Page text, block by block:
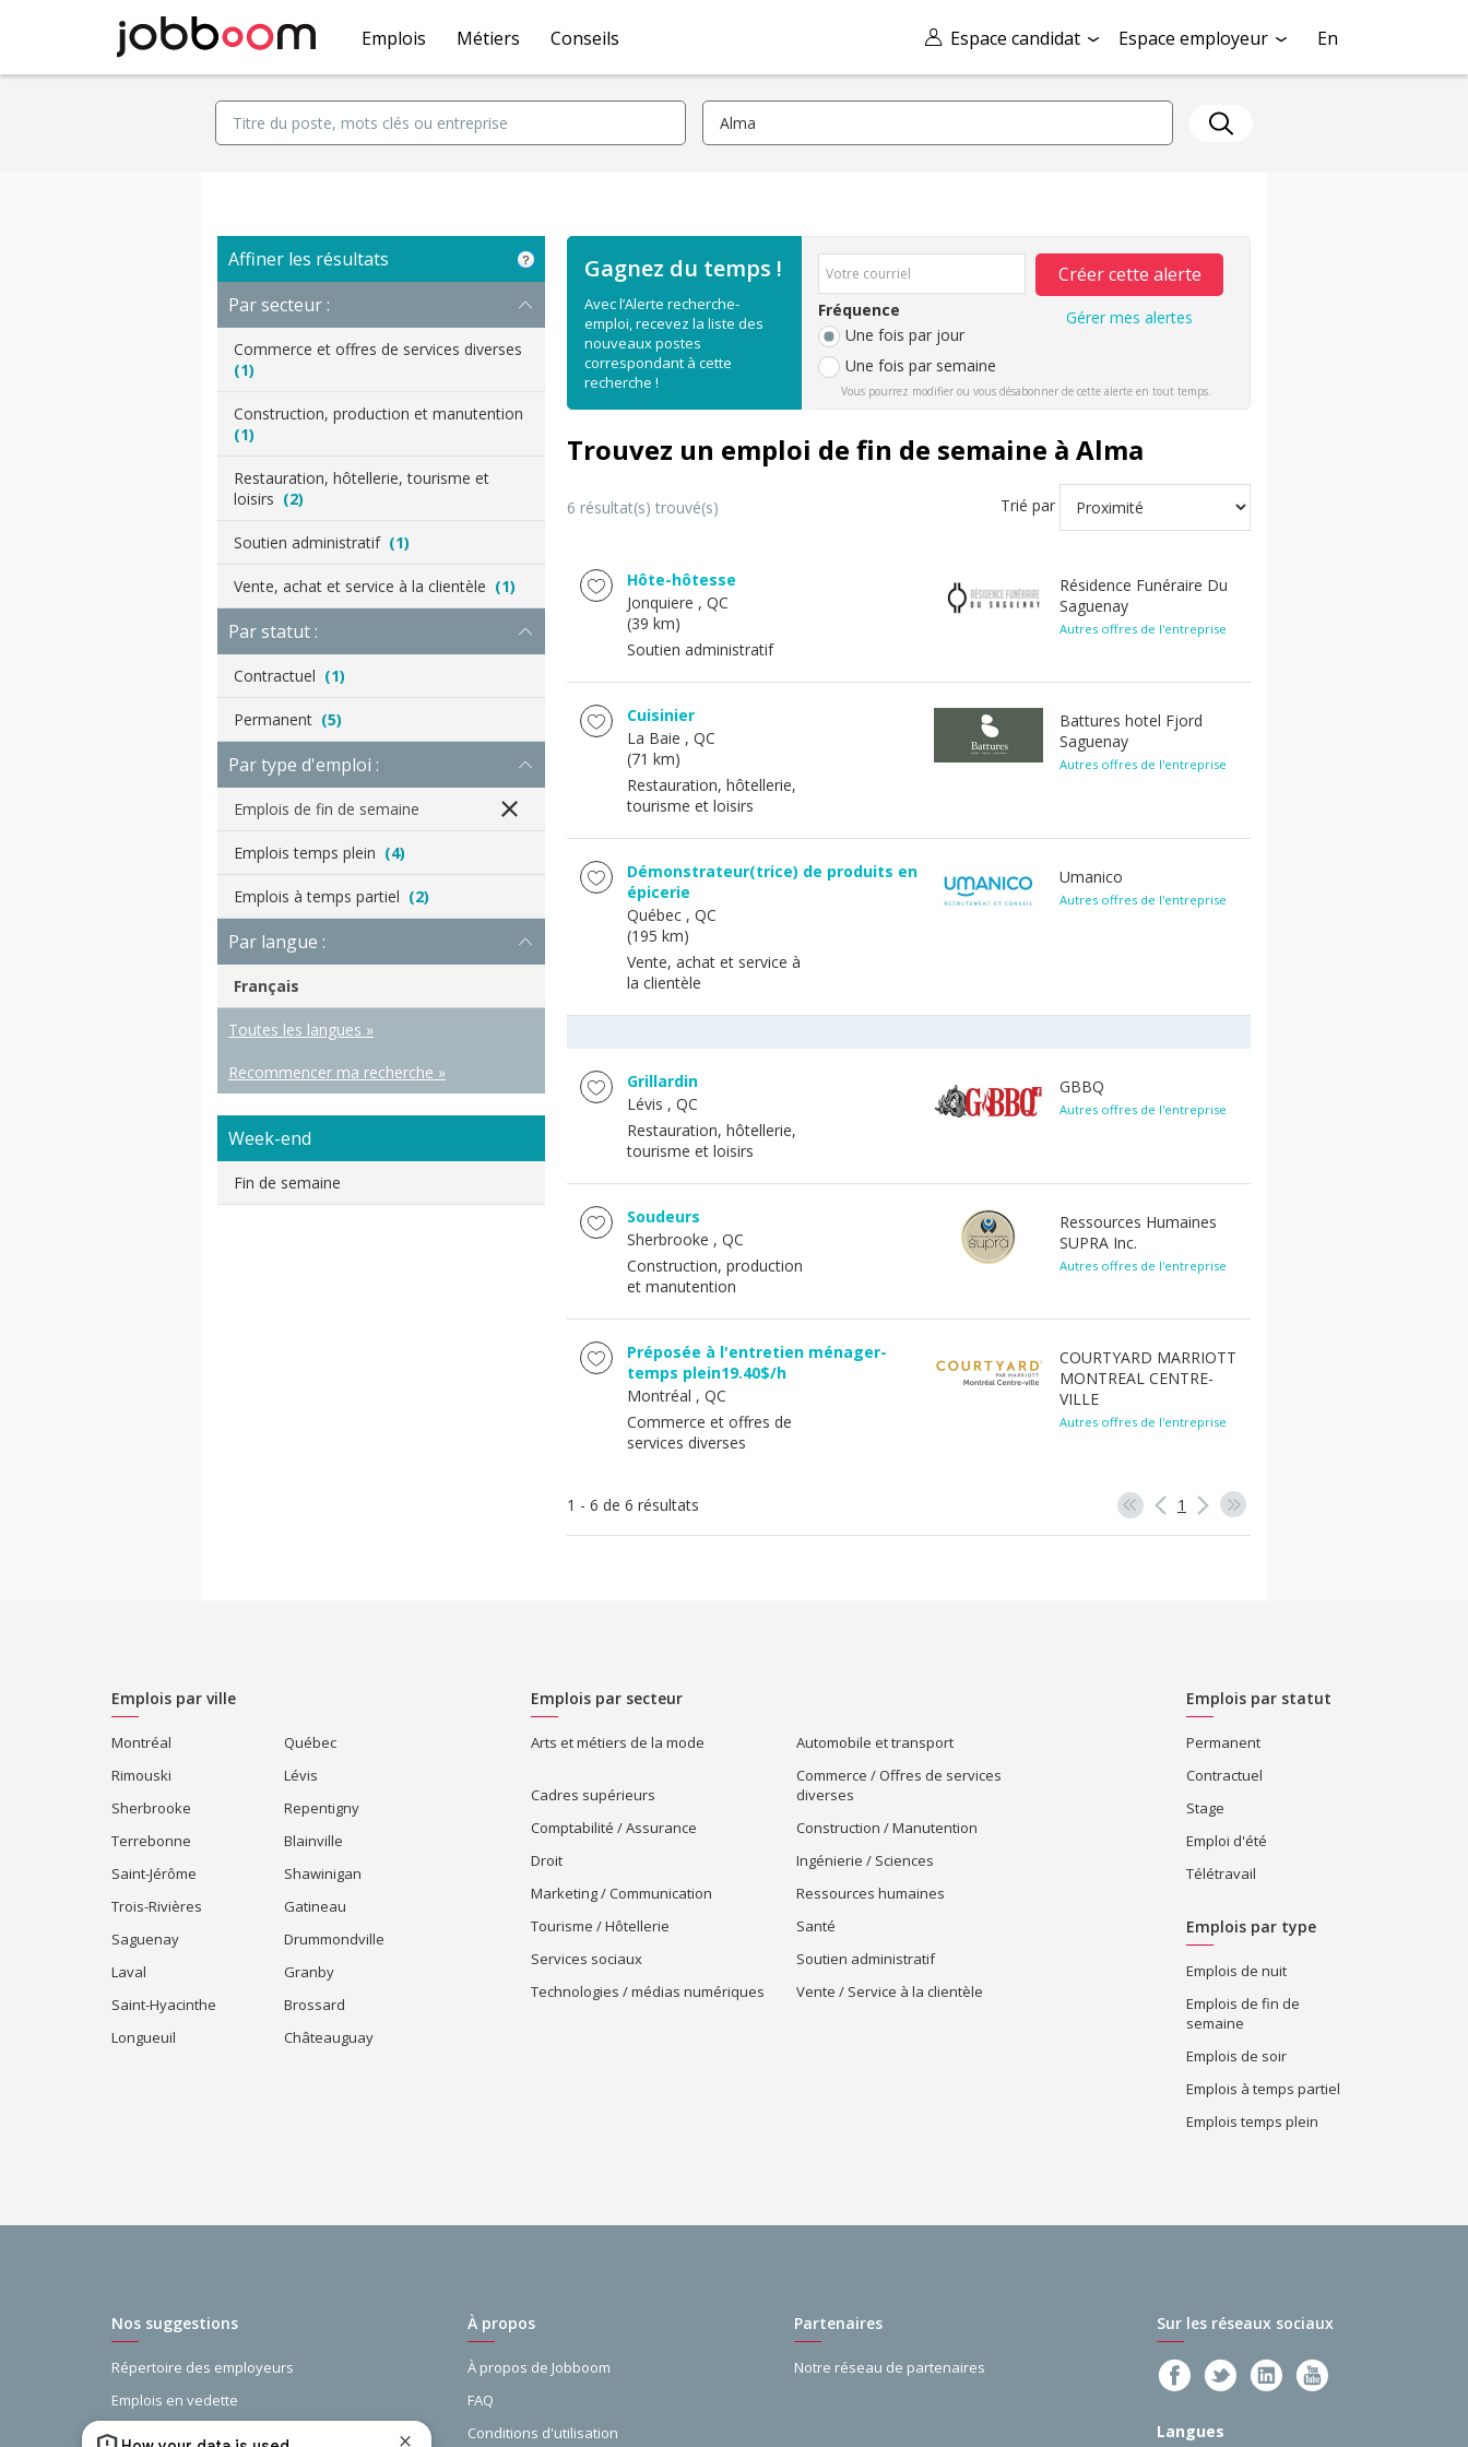
Espace candidat Espace employeur En
Emplois Métiers Conseils
Affiner les résultats
Par secteur :
Commerce et offres de services diverses
(1)
Construction, production et manutention
(1)
Restauration, hôtellerie, tourisme et
loisirs (2)
Soutien administratif (1)
Vente, achat et service à la clientèle (1)
Par statut :
Contractuel (1)
Permanent (5)
Par type d'emploi :
Emplois de fin de semaine
Emplois temps plein (4)
Emplois à temps partiel (2)
Par langue :
Français
Toutes les langues »
Recommencer ma recherche »
Week-end
Fin de semaine
Gagnez du temps !
Avec l’Alerte recherche-
emploi, recevez la liste des
nouveaux postes
correspondant à cette
recherche !
Fréquence
Une fois par jour
Une fois par semaine
Créer cette alerte
Gérer mes alertes
Vous pourrez modifier ou vous désabonner de cette alerte en tout temps.
Trouvez un emploi de fin de semaine à Alma
6 résultat(s) trouvé(s) Trié par
Hôte-hôtesse
Jonquiere , QC
(39 km)
Soutien administratif
Résidence Funéraire Du
Saguenay
Autres offres de l'entreprise
Cuisinier
La Baie , QC
(71 km)
Restauration, hôtellerie,
tourisme et loisirs
Battures hotel Fjord
Saguenay
Autres offres de l'entreprise
Démonstrateur(trice) de produits en
épicerie
Québec , QC
(195 km)
Vente, achat et service à
la clientèle
Umanico
Autres offres de l'entreprise
Grillardin
Lévis , QC
Restauration, hôtellerie,
tourisme et loisirs
GBBQ
Autres offres de l'entreprise
Soudeurs
Sherbrooke , QC
Construction, production
et manutention
Ressources Humaines
SUPRA Inc.
Autres offres de l'entreprise
Préposée à l'entretien ménager-
temps plein19.40$/h
Montréal , QC
Commerce et offres de
services diverses
COURTYARD MARRIOTT
MONTREAL CENTRE-
VILLE
Autres offres de l'entreprise
1 - 6 de 6 résultats 1
Emplois par ville
Montréal
Québec
Rimouski
Lévis
Sherbrooke
Repentigny
Terrebonne
Blainville
Saint-Jérôme
Shawinigan
Trois-Rivières
Gatineau
Saguenay
Drummondville
Laval
Granby
Saint-Hyacinthe
Brossard
Longueuil
Châteauguay
Emplois par secteur
Arts et métiers de la mode Automobile et transport
Cadres supérieurs
Commerce / Offres de services
diverses
Comptabilité / Assurance
Construction / Manutention
Droit
Ingénierie / Sciences
Marketing / Communication
Ressources humaines
Tourisme / Hôtellerie
Santé
Services sociaux
Soutien administratif
Technologies / médias numériques
Vente / Service à la clientèle
Emplois par statut
Permanent
Contractuel
Stage
Emploi d'été
Télétravail
Emplois par type
Emplois de nuit
Emplois de fin de
semaine
Emplois de soir
Emplois à temps partiel
Emplois temps plein
Nos suggestions
Répertoire des employeurs
Emplois en vedette
Guide de la recherche d’emploi
À propos
À propos de Jobboom
FAQ
Conditions d'utilisation
Partenaires
Notre réseau de partenaires
Sur les réseaux sociaux
Langues